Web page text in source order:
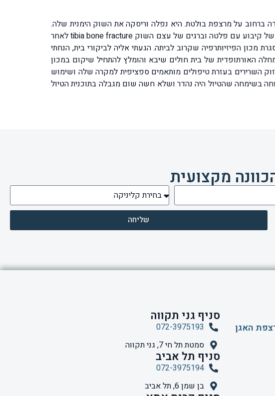
ברחוב על מרצפת בולטת. היא נפלה וריסקה את השוק הימנית שלה.
היא הגיעה עם אמבולנס מגן דוד אדום לבית חולים שיבא תל השומר ומיד הוכנה לחדר ניתוח שבו בוצע ניתוח של קיבוע עם פלטה וברגים של עצם השוק tibia bone fracture לאחר
מכון הפיזיותרפיה שקרוב לביתה. הגעתי אליה לביקורי בית, הנחתי
האורתופדית של בית חולים שיבא והומלץ להתחיל שיקום במכון
השרירים בעזרת טיפולים מותאמים ספציפית למקרה שלה ושימוש
נסעה לחופשה בפריז והיא דיווחה בשימחה שהטיול היה נהדר ושלא חשה שום מגבלה בתוכנית הטיול
מקצועית
שליחה
האגן
סניף גני תקווה
072-3975193
סמטת תל חי 7, גני תקווה
סניף תל אביב
072-3975194
בן שמן 6, תל אביב